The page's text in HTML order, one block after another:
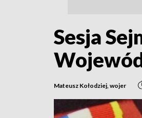
Sesja
Mateusz Kołodziej, wojer